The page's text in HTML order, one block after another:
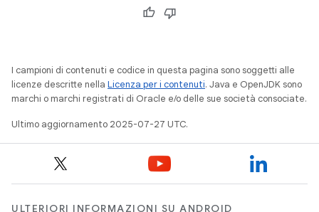
I campioni di contenuti e codice in questa pagina sono soggetti alle
licenze descritte nella Licenza per i contenuti. Java e OpenJDK sono
marchi o marchi registrati di Oracle e/o delle sue società consociate.
Ultimo aggiornamento 2025-07-27 UTC.
ULTERIORI INFORMAZIONI SU ANDROID